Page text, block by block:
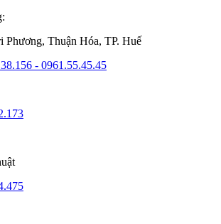
Phương, Thuận Hóa, TP. Huế
- 0961.55.45.45